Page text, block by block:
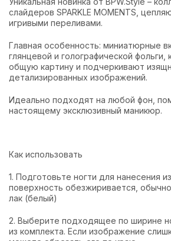
слайдеров SPARKLE MOMENTS,
игривыми переливами.
Главная особенность: миниатюрные
глянцевой и голографической
общую картину и подчеркивают
детализированных изображений.
Идеально подходят на любой фон,
настоящему эксклюзивный маникюр.
Как использовать
1. Подготовьте ногти для нанесения
поверхность обезжиривается,
лак (белый)
2. Выберите подходящее по ширине
из комплекта. Если изображение